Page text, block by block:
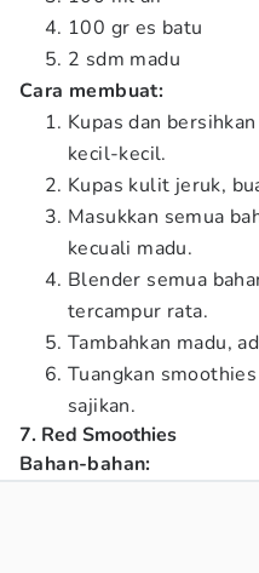
100 gr es batu
2 sdm madu
Cara membuat:
Kupas dan
kecil-kecil.
Kupas kulit jeruk,
Masukkan semua
kecuali madu.
Blender semua
tercampur rata.
Tambahkan madu,
Tuangkan
sajikan.
7. Red Smoothies
Bahan-bahan: